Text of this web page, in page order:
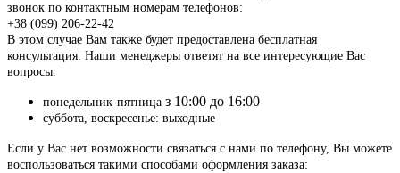
звонок по контактным номерам телефонов:
+38 (099) 206-22-42
В этом случае Вам также будет предоставлена бесплатная
консультация. Наши менеджеры ответят на все интересующие Вас
вопросы.
понедельник-пятница з 10:00 до 16:00
суббота, воскресенье: выходные
Если у Вас нет возможности связаться с нами по телефону, Вы можете
воспользоваться такими способами оформления заказа: